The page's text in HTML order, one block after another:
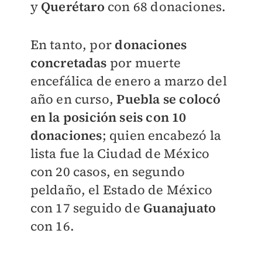
y Querétaro con 68 donaciones.
En tanto, por donaciones
concretadas por muerte
encefálica de enero a marzo del
año en curso, Puebla se colocó
en la posición seis con 10
donaciones; quien encabezó la
lista fue la Ciudad de México
con 20 casos, en segundo
peldaño, el Estado de México
con 17 seguido de Guanajuato
con 16.